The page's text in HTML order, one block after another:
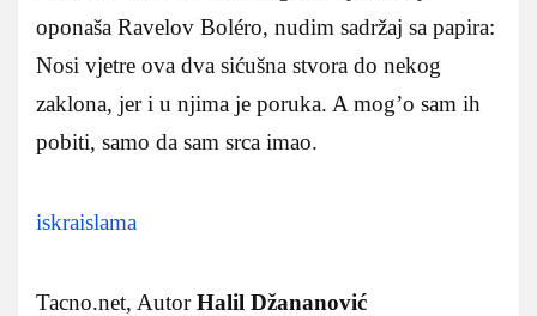
oponaša Ravelov Boléro, nudim sadržaj sa papira:
Nosi vjetre ova dva sićušna stvora do nekog
zaklona, jer i u njima je poruka. A mog’o sam ih
pobiti, samo da sam srca imao.
iskraislama
Tacno.net, AutorHalil Džananović